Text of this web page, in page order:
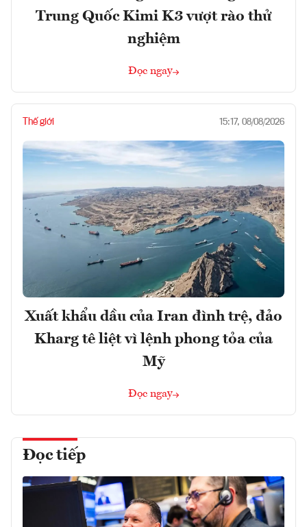
Trung Quốc Kimi K3 vượt rào thử
nghiệm
Đọc ngay
Thế giới 15:17, 08/08/2026
Xuất khẩu dầu của Iran đình trệ, đảo
Kharg tê liệt vì lệnh phong tỏa của
Mỹ
Đọc ngay
Đọc tiếp